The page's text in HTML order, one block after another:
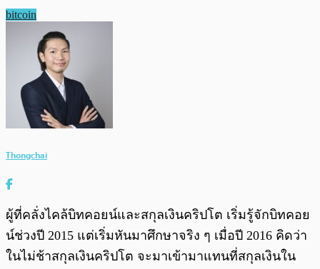
bitcoin
Thongchai
ผู้ที่คลั่งไคล้บิทคอยน์และสกุลเงินคริปโต เริ่มรู้จักบิทคอย
น์ช่วงปี 2015 แต่เริ่มหันมาศึกษาจริง ๆ เมื่อปี 2016 คิดว่า
ในไม่ช้าสกุลเงินคริปโต จะมาเข้ามาแทนที่สกุลเงินใน